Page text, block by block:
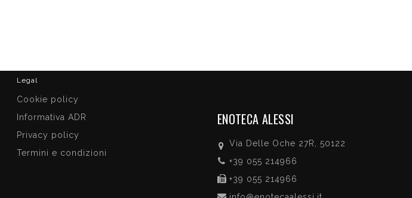
Legal
Cookie policy
Informativa ADR
Privacy policy
Termini e condizioni
ENOTECA ALESSI
Via Delle Oche 27R, 50122
+39 055 214966
+39 055 214966